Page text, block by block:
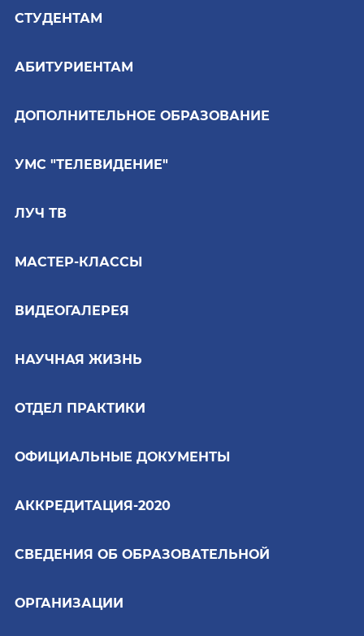
СТУДЕНТАМ
АБИТУРИЕНТАМ
ДОПОЛНИТЕЛЬНОЕ ОБРАЗОВАНИЕ
УМС "ТЕЛЕВИДЕНИЕ"
ЛУЧ ТВ
МАСТЕР-КЛАССЫ
ВИДЕОГАЛЕРЕЯ
НАУЧНАЯ ЖИЗНЬ
ОТДЕЛ ПРАКТИКИ
ОФИЦИАЛЬНЫЕ ДОКУМЕНТЫ
АККРЕДИТАЦИЯ-2020
СВЕДЕНИЯ ОБ ОБРАЗОВАТЕЛЬНОЙ
ОРГАНИЗАЦИИ